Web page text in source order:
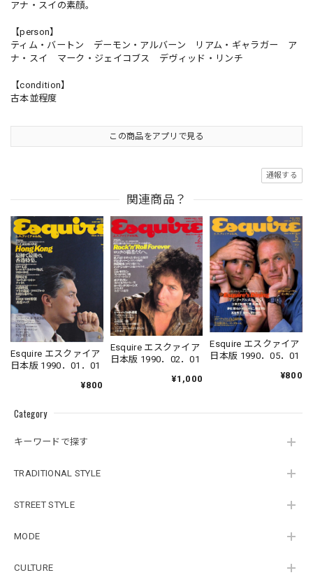
Category
キーワードで探す
TRADITIONAL STYLE
STREET STYLE
MODE
CULTURE
アナ・スイの素顔。
【person】
ティム・バートン デーモン・アルバーン リアム・ギャラガー ア
ナ・スイ マーク・ジェイコブス デヴィッド・リンチ
【condition】
古本並程度
この商品をアプリで見る
通報する
関連商品？
Esquire エスクァイア
日本版 1990．01．01
¥800
Esquire エスクァイア
日本版 1990．02．01
¥1,000
Esquire エスクァイア
日本版 1990．05．01
¥800